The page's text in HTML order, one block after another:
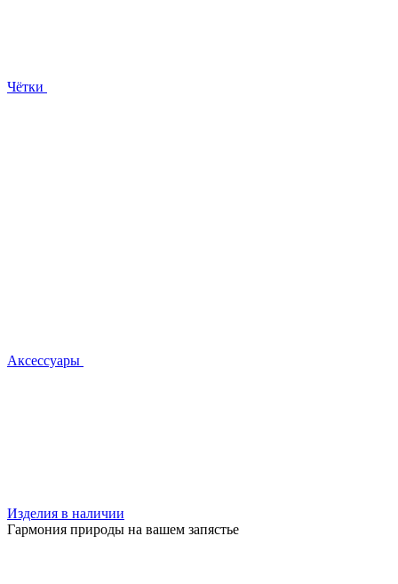
Чётки
Аксессуары
Изделия в наличии
Гармония природы на вашем запястье